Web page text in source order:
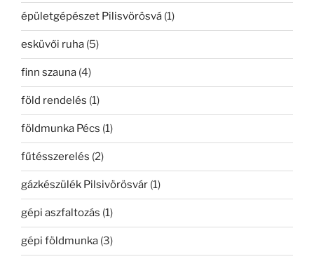
épületgépészet Pilisvörösvá (1)
esküvői ruha (5)
finn szauna (4)
föld rendelés (1)
földmunka Pécs (1)
fűtésszerelés (2)
gázkészülék Pilsivörösvár (1)
gépi aszfaltozás (1)
gépi földmunka (3)